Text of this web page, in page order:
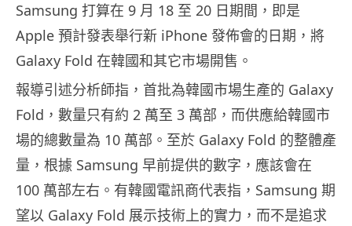
Samsung 打算在 9 月 18 至 20 日期間，即是
Apple 預計發表舉行新 iPhone 發佈會的日期，將
Galaxy Fold 在韓國和其它市場開售。
報導引述分析師指，首批為韓國市場生產的 Galaxy
Fold，數量只有約 2 萬至 3 萬部，而供應給韓國市
場的總數量為 10 萬部。至於 Galaxy Fold 的整體產
量，根據 Samsung 早前提供的數字，應該會在
100 萬部左右。有韓國電訊商代表指，Samsung 期
望以 Galaxy Fold 展示技術上的實力，而不是追求